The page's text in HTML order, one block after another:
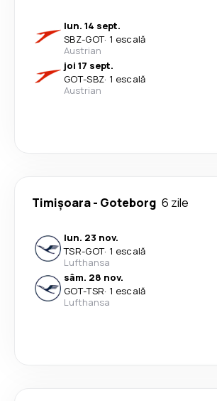
lun. 14 sept.
SBZ-GOT· 1 escală
Austrian
joi 17 sept.
GOT-SBZ· 1 escală
Austrian
Timișoara- Goteborg 6 zile
lun. 23 nov.
TSR-GOT· 1 escală
Lufthansa
sâm. 28 nov.
GOT-TSR· 1 escală
Lufthansa